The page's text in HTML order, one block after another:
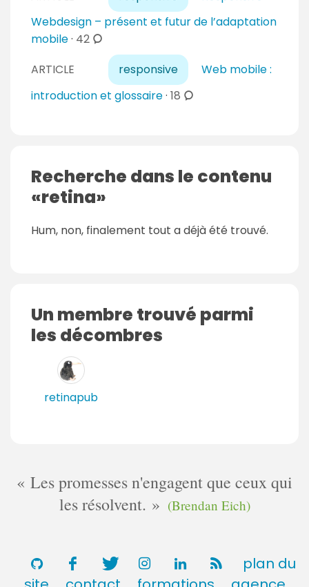
m
n
a
i
Webdesign – présent et futur de l’adaptation
mobile· 42c
m
i
r
s
ARTICLE responsive
Web mobile :
introduction et glossaire· 18 c
n
i
Recherche dans le contenu
retina
Hum, non, finalement tout a déjà été trouvé.
Un membre trouvé parmi
les décombres
retinapub
Les promesses n'engagent que ceux qui
les résolvent.
(Brendan Eich)
plan du